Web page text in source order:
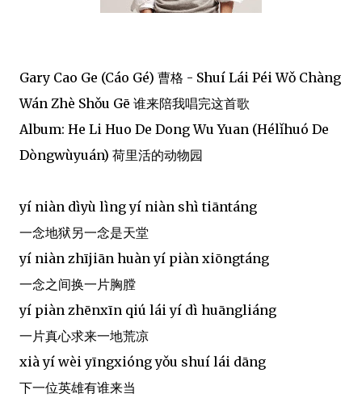
Gary Cao Ge (Cáo Gé) 曹格 - Shuí Lái Péi Wǒ Chàng
Wán Zhè Shǒu Gē 谁来陪我唱完这首歌
Album: He Li Huo De Dong Wu Yuan (Hélǐhuó De
Dòngwùyuán) 荷里活的动物园
yí niàn dìyù lìng yí niàn shì tiāntáng
一念地狱另一念是天堂
yí niàn zhījiān huàn yí piàn xiōngtáng
一念之间换一片胸膛
yí piàn zhēnxīn qiú lái yí dì huāngliáng
一片真心求来一地荒凉
xià yí wèi yīngxióng yǒu shuí lái dāng
下一位英雄有谁来当